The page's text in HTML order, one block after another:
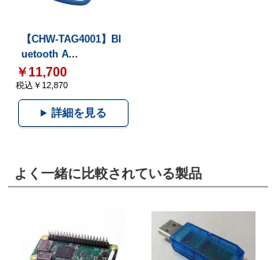
【CHW-TAG4001】Bl
uetooth A...
￥11,700
税込￥12,870
詳細を見る
よく一緒に比較されている製品